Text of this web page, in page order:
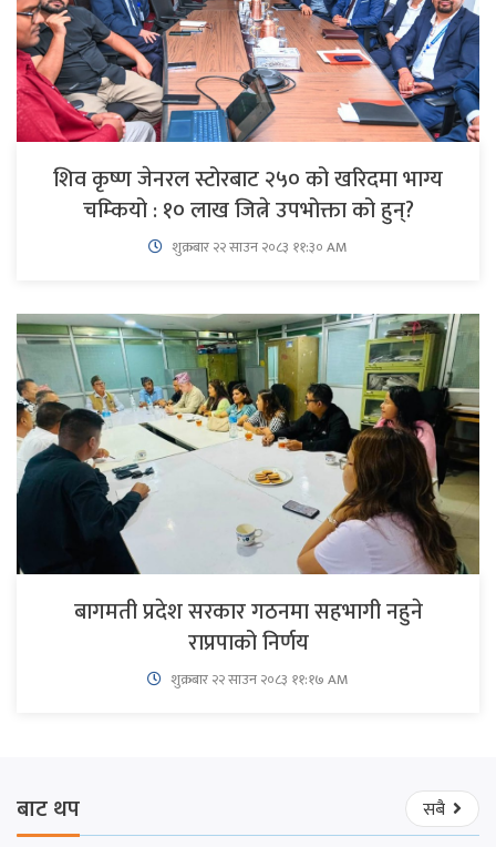
शिव कृष्ण जेनरल स्टोरबाट २५० को खरिदमा भाग्य
चम्कियो : १० लाख जित्ने उपभोक्ता को हुन्?
शुक्रबार​ २२ साउन २०८३ ११:३० AM
बागमती प्रदेश सरकार गठनमा सहभागी नहुने
राप्रपाको निर्णय
शुक्रबार​ २२ साउन २०८३ ११:१७ AM
बाट थप सबै